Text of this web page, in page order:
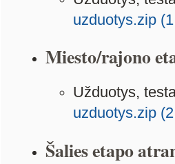
uzduotys.zip
Miesto/rajono
Užduotys,
uzduotys.zip
Šalies etapo